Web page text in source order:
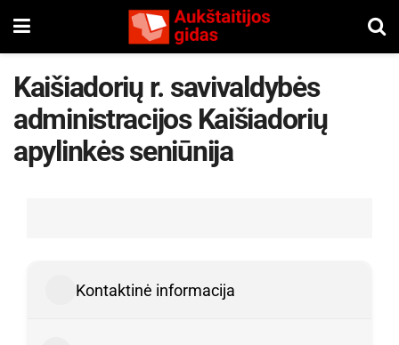
Kaišiadorių r. savivaldybės
administracijos Kaišiadorių
apylinkės seniūnija
Kontaktinė informacija